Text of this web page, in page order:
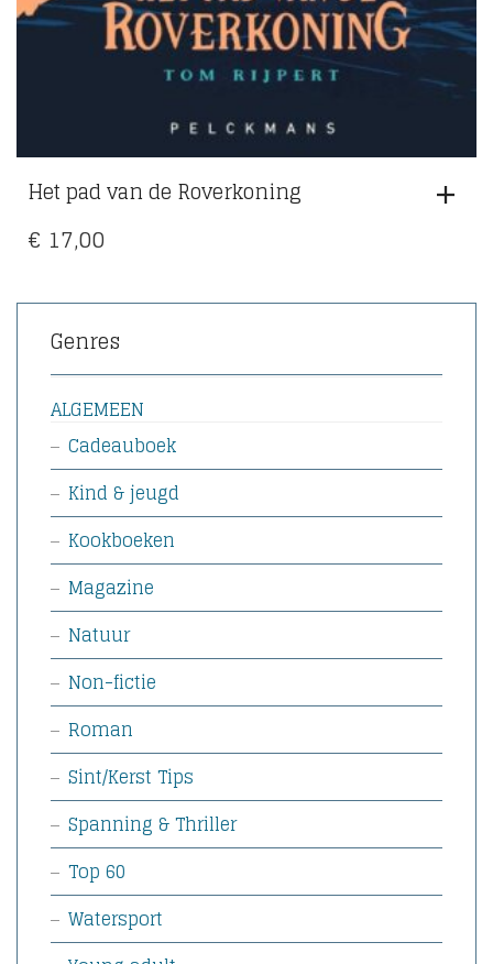
Het pad van de Roverkoning
€ 17,00
Genres
ALGEMEEN
Cadeauboek
Kind & jeugd
Kookboeken
Magazine
Natuur
Non-fictie
Roman
Sint/Kerst Tips
Spanning & Thriller
Top 60
Watersport